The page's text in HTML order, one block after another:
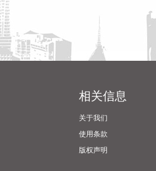
相关信息
关于我们
使用条款
版权声明